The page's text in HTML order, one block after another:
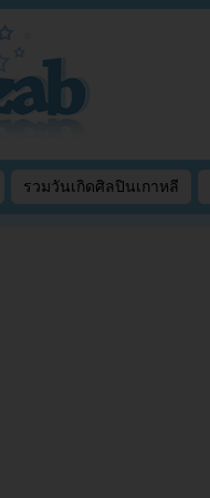
รวมวันเกิดศิลปินเกาหลี